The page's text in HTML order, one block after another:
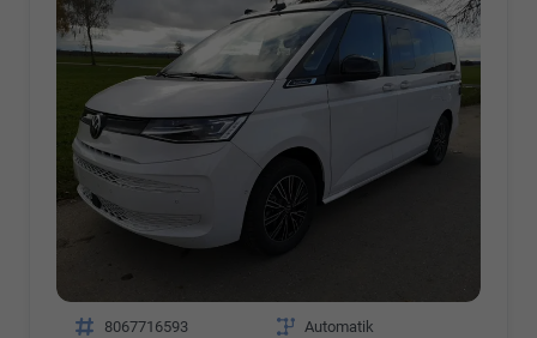
Fahrzeugnr. 8067716593 Getriebe Automatik